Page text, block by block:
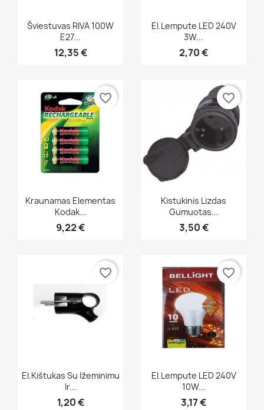
Greita peržiūra
Šviestuvas RIVA 100W
E27...
12,35 €
Greita peržiūra
El.lempute LED 240V
3W...
2,70 €
Greita peržiūra
Kraunamas Elementas
Kodak...
9,22 €
favorite_border
Greita peržiūra
Kistukinis Lizdas
Gumuotas...
3,50 €
favorite_border
Greita peržiūra
El.kištukas Su Ižeminimu
Ir...
1,20 €
favorite_border
Greita peržiūra
El.lempute LED 240V
10W...
3,17 €
favorite_border